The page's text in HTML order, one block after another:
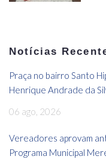
Notícias
Praça no bairro Santo
Henrique Andrade da
06 ago, 2026
Vereadores aprovam
Programa Municipal